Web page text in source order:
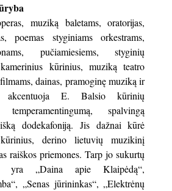
muziką baletams, oratorijas,
poemas styginiams orkestrams,
pučiamiesiems, styginių
kūrinius, muziką teatro
dainas, pramoginę muziką ir
akcentuoja E. Balsio kūrinių
spalvingą
dodekafoniją. Jis dažnai kūrė
derino lietuvių muzikinį
raiškos priemones. Tarp jo sukurtų
yra „Daina apie Klaipėdą“,
„Senas jūrininkas“, „Elektrėnų